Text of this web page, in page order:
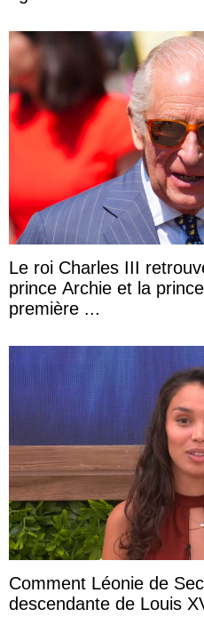
Le roi Charles III
prince Archie et la
première ...
Comment Léonie de
descendante de Louis